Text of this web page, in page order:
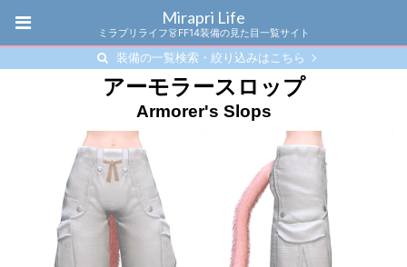
Mirapri Life
ミラプリライフ👗FF14装備の見た目一覧サイト
装備の一覧検索・絞り込みはこちら
アーモラースロップ
Armorer's Slops